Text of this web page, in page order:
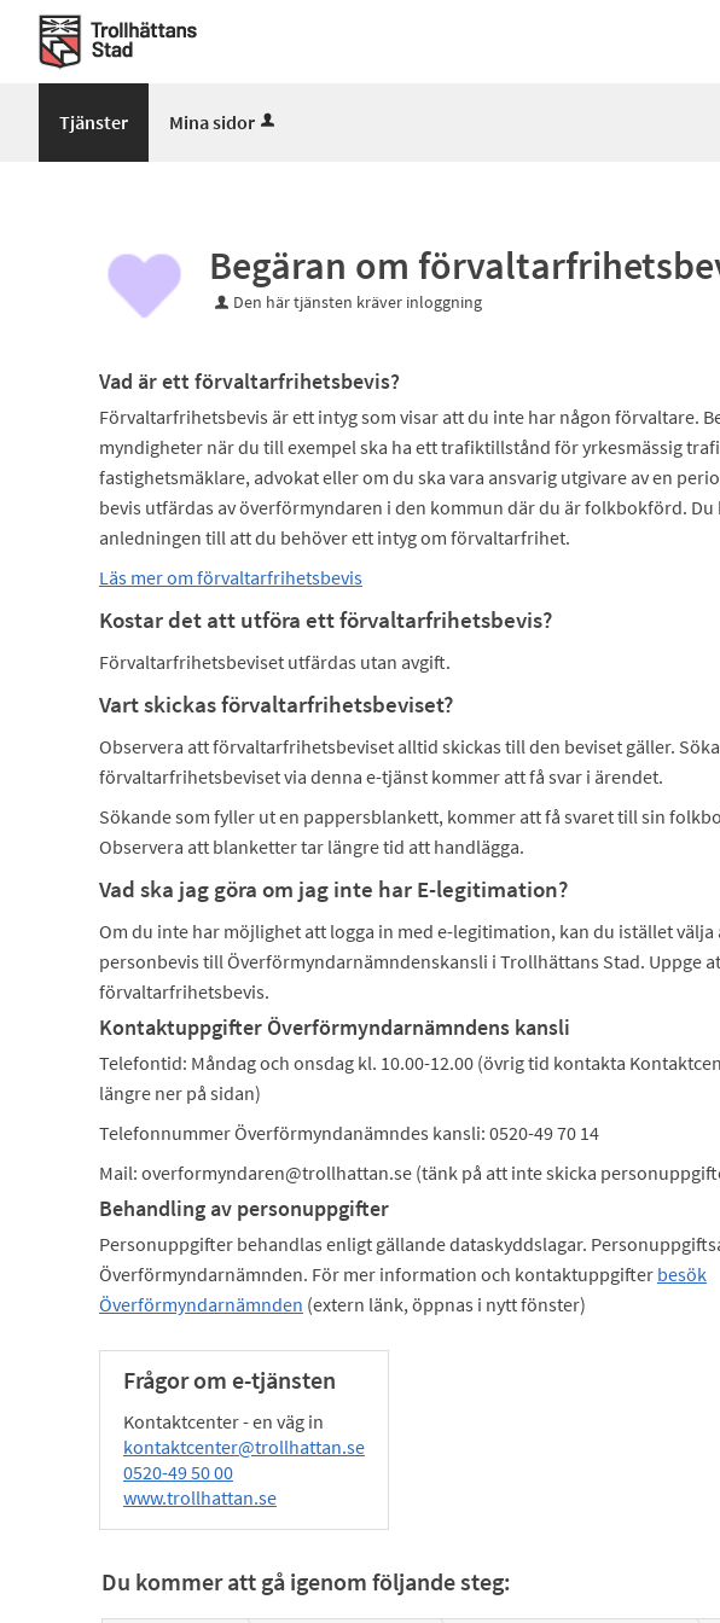
Välkommen
Mina
Tjänster Mina sidor
Begäran om
Den här tjänsten kräver inloggning
Vad är ett förvaltarfrihetsbevis?
Förvaltarfrihetsbevis är ett intyg som visar att du inte har någon förvaltare.
myndigheter när du till exempel ska ha ett trafiktillstånd för yrkesmässig
fastighetsmäklare, advokat eller om du ska vara ansvarig utgivare av en
bevis utfärdas av överförmyndaren i den kommun där du är folkbokförd. Du
anledningen till att du behöver ett intyg om förvaltarfrihet.
Läs mer om förvaltarfrihetsbevis
Kostar det att utföra ett förvaltarfrihetsbevis?
Förvaltarfrihetsbeviset utfärdas utan avgift.
Vart skickas förvaltarfrihetsbeviset?
Observera att förvaltarfrihetsbeviset alltid skickas till den beviset gäller.
förvaltarfrihetsbeviset via denna e-tjänst kommer att få svar i ärendet.
Sökande som fyller ut en pappersblankett, kommer att få svaret till sin
Observera att blanketter tar längre tid att handlägga.
Vad ska jag göra om jag inte har E-legitimation?
Om du inte har möjlighet att logga in med e-legitimation, kan du istället välja
personbevis till Överförmyndarnämndenskansli i Trollhättans Stad. Uppge
förvaltarfrihetsbevis.
Kontaktuppgifter Överförmyndarnämndens kansli
Telefontid: Måndag och onsdag kl. 10.00-12.00 (övrig tid kontakta
längre ner på sidan)
Telefonnummer Överförmyndanämndes kansli: 0520-49 70 14
Mail: overformyndaren@trollhattan.se (tänk på att inte skicka
Behandling av personuppgifter
Personuppgifter behandlas enligt gällande dataskyddslagar.
Överförmyndarnämnden. För mer information och kontaktuppgifter besök
Överförmyndarnämnden (extern länk, öppnas i nytt fönster)
Frågor om e-tjänsten
Kontaktcenter - en väg in
kontaktcenter@trollhattan.se
0520-49 50 00
www.trollhattan.se
Du kommer att gå igenom följande steg: